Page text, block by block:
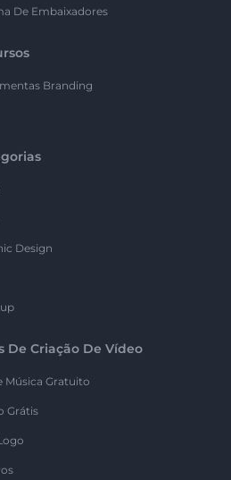
De Embaixadores
Branding
Design
De Criação De Vídeo
Música Gratuito
Grátis